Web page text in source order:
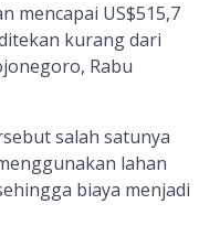
mencapai US$515,7
kurang dari
Rabu
salah satunya
lahan
biaya menjadi